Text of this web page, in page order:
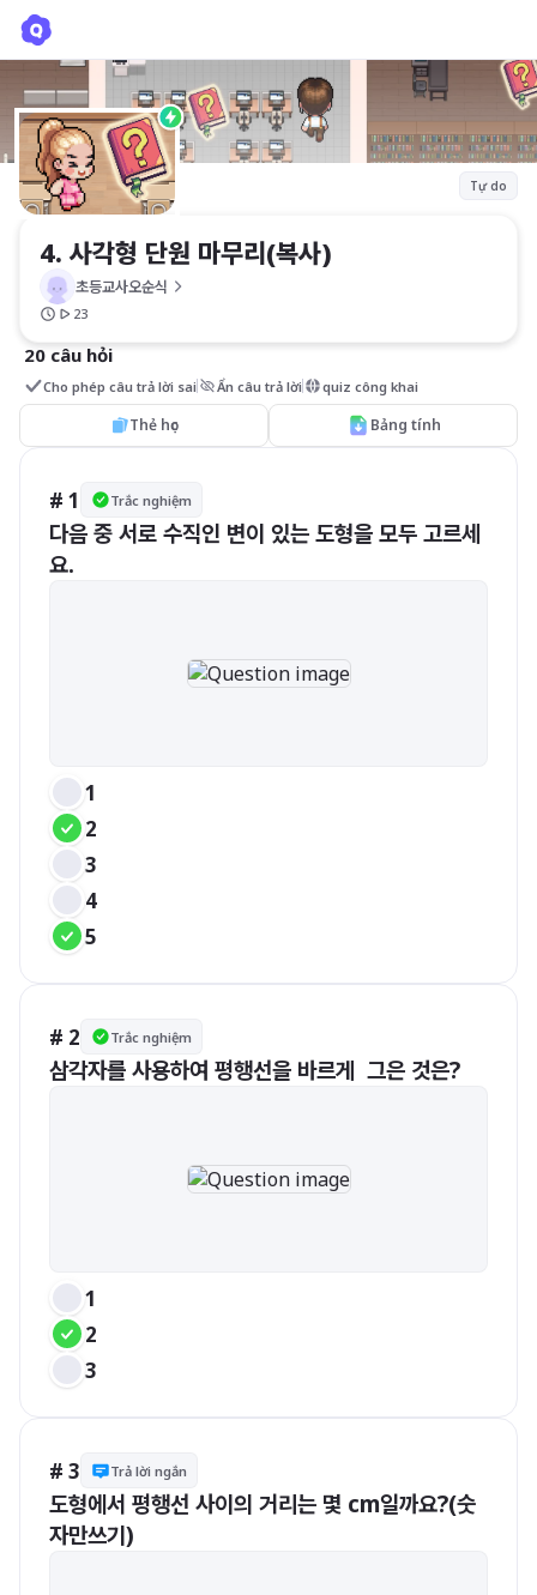
Tự do
4. 사각형 단원 마무리(복사)
초등교사오순식
23
20 câu hỏi
Cho phép câu trả lời sai Ẩn câu trả lời quiz công khai
Thẻ học Bảng tính
# 1 Trắc nghiệm
다음 중 서로 수직인 변이 있는 도형을 모두 고르세
요.
1
2
3
4
5
# 2 Trắc nghiệm
삼각자를 사용하여 평행선을 바르게  그은 것은?
1
2
3
# 3 Trả lời ngắn
도형에서 평행선 사이의 거리는 몇 cm일까요?(숫
자만쓰기)